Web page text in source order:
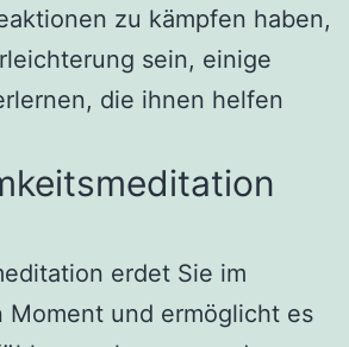
zu kämpfen haben,
sein, einige
die ihnen helfen
erdet Sie im
Moment und ermöglicht es